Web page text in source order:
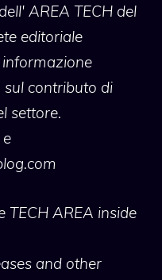
AREA TECH del
editoriale
sul contributo di
settore.
TECH AREA inside
and other